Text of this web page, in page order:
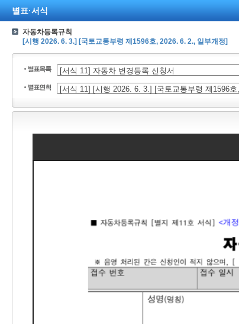
별표·서식
자동차등록규칙
[시행 2026. 6. 3.] [국토교통부령 제1596호, 2026. 6. 2., 일부개정]